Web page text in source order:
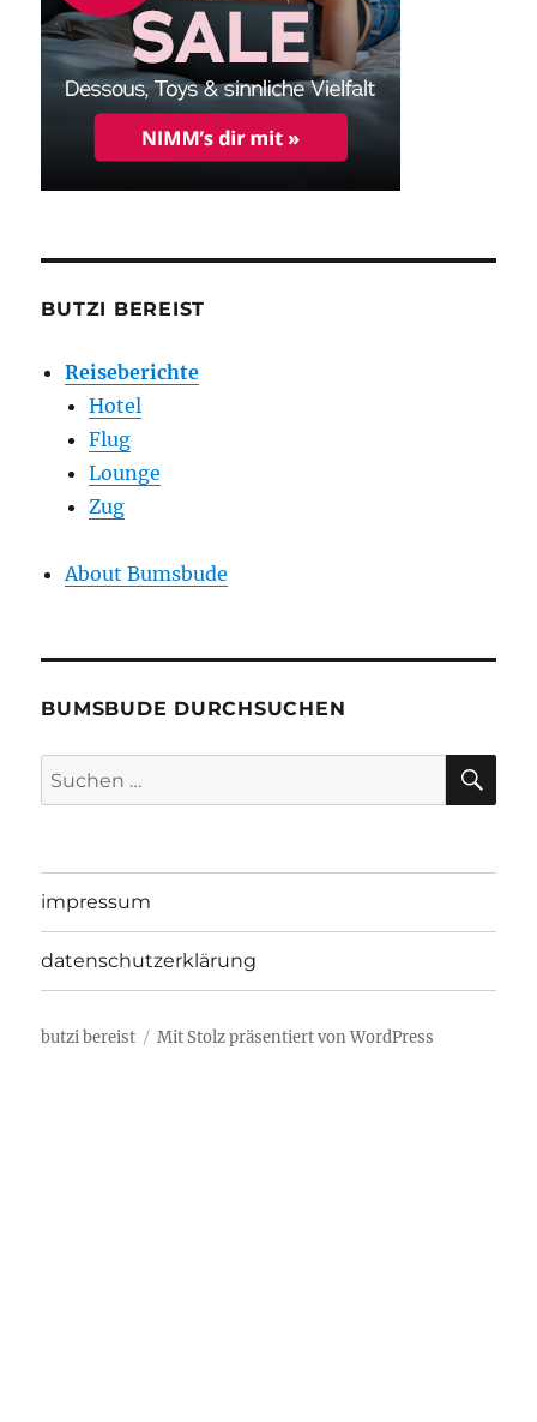
BUTZI BEREIST
Reiseberichte
Hotel
Flug
Lounge
Zug
About Bumsbude
BUMSBUDE DURCHSUCHEN
Suche
nach:
impressum
datenschutzerklärung
butzi bereist Mit Stolz präsentiert von WordPress